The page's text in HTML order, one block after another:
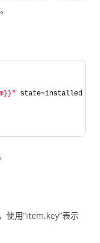
state=installed
使用”item.key”表示